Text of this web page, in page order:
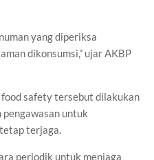
yang diperiksa
dikonsumsi,” ujar AKBP
safety tersebut dilakukan
untuk
terjaga.
periodik untuk menjaga